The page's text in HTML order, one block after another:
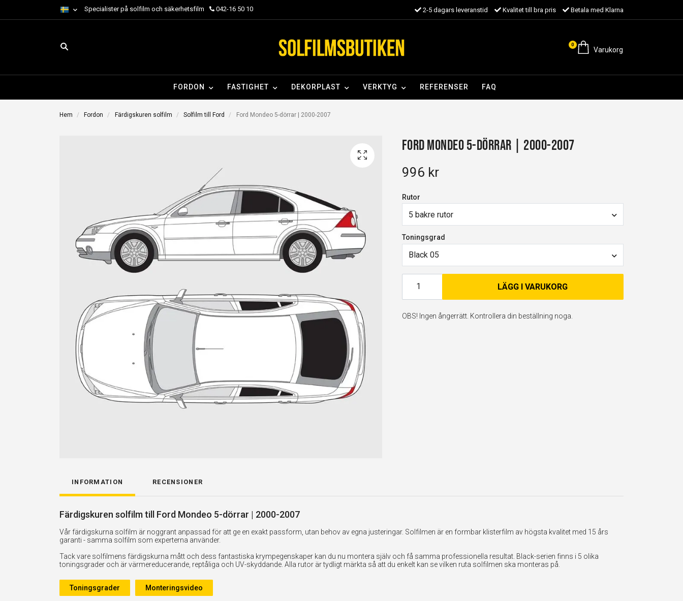
Specialister på solfilm och säkerhetsfilm 042-16 50 10 2-5 dagars leveranstid Kvalitet till bra pris Betala med Klarna
0
Varukorg
FORDON FASTIGHET DEKORPLAST VERKTYG REFERENSER FAQ
Hem Fordon Färdigskuren solfilm Solfilm till Ford Ford Mondeo 5-dörrar | 2000-2007
Ford Mondeo 5-dörrar | 2000-2007
996 kr
Rutor
5 bakre rutor
Toningsgrad
Black 05
LÄGG I VARUKORG
OBS! Ingen ångerrätt. Kontrollera din beställning noga.
INFORMATION RECENSIONER
Färdigskuren solfilm till Ford Mondeo 5-dörrar | 2000-2007
Vår färdigskurna solfilm är noggrant anpassad för att ge en exakt passform, utan behov av egna justeringar. Solfilmen är en formbar klisterfilm av högsta kvalitet med 15 års
garanti - samma solfilm som experterna använder.
Tack vare solfilmens färdigskurna mått och dess fantastiska krympegenskaper kan du nu montera själv och få samma professionella resultat. Black-serien finns i 5 olika
toningsgrader och är värmereducerande, reptåliga och UV-skyddande. Alla rutor är tydligt märkta så att du enkelt kan se vilken ruta solfilmen ska monteras på.
Toningsgrader Monteringsvideo